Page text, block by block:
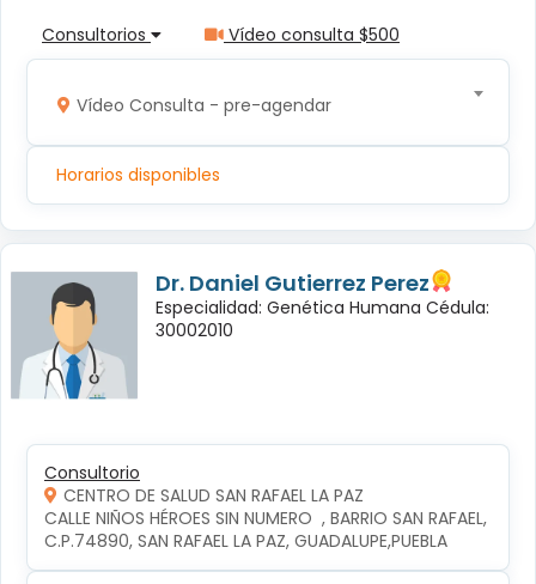
Consultorios Vídeo consulta $500
Vídeo Consulta - pre-agendar
Horarios disponibles
Dr. Daniel Gutierrez Perez
Especialidad: Genética Humana Cédula:
30002010
Consultorio
CENTRO DE SALUD SAN RAFAEL LA PAZ
CALLE NIÑOS HÉROES SIN NUMERO  , BARRIO SAN RAFAEL,
C.P.74890, SAN RAFAEL LA PAZ, GUADALUPE,PUEBLA